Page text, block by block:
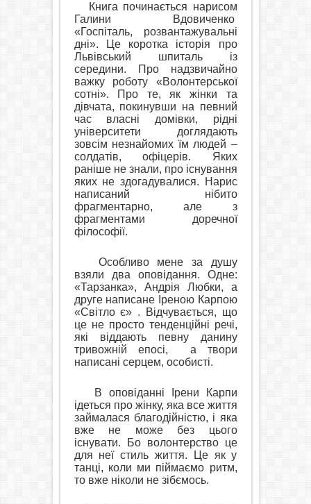
Книга починається нарисом
Галини Вдовиченко
«Госпіталь, розвантажувальні
дні». Це коротка історія про
Львівський шпиталь із
середини. Про надзвичайно
важку роботу «Волонтерської
сотні». Про те, як жінки та
дівчата, покинувши на певний
час власні домівки, рідні
університети доглядають
зовсім незнайомих їм людей –
солдатів, офіцерів. Яких
раніше не знали, про існування
яких не здогадувалися. Нарис
написаний нібито
фрагментарно, але з
фрагментами доречної
філософії.
Особливо мене за душу
взяли два оповідання. Одне:
«Тарзанка», Андрія Любки, а
друге написане Іреною Карпою
«Світло є» . Відчувається, що
це не просто тенденційні речі,
які віддають певну данину
тривожній епосі,
а твори
написані серцем, особисті.
В оповіданні Ірени Карпи
ідеться про жінку, яка все життя
займалася благодійністю, і яка
вже не може без цього
існувати. Бо волонтерство це
для неї стиль життя. Це як у
танці, коли ми піймаємо ритм,
то вже ніколи не зібємось.